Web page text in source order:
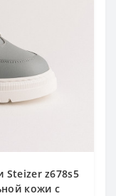
Steizer z678s5
кожи с